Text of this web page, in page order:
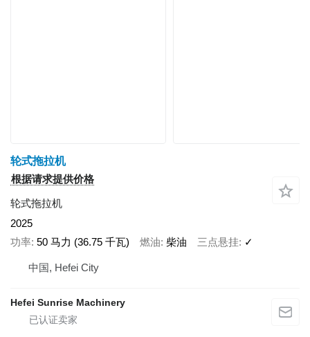
轮式拖拉机
根据请求提供价格
轮式拖拉机
2025
功率 50 马力 (36.75 千瓦) 燃油 柴油 三点悬挂 ✓
中国, Hefei City
Hefei Sunrise Machinery